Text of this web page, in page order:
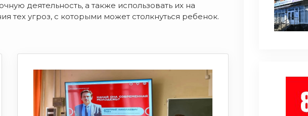
деятельность, а также использовать их на
тех угроз, с которыми может столкнуться ребенок.